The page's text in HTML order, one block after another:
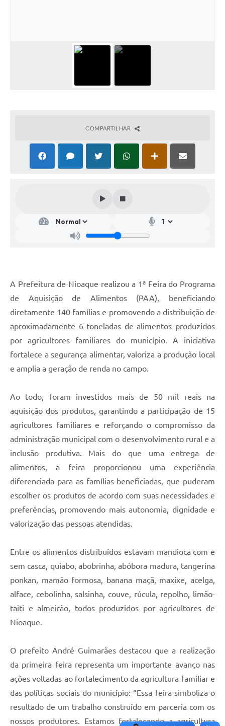
COMPARTILHAR
A Prefeitura de Nioaque realizou a 1ª Feira do Programa
de Aquisição de Alimentos (PAA), beneficiando
diretamente 140 famílias e promovendo a distribuição de
aproximadamente 6 toneladas de alimentos produzidos
por agricultores familiares do município. A iniciativa
fortalece a segurança alimentar, valoriza a produção local
e amplia a geração de renda no campo.
Ao todo, foram investidos mais de 50 mil reais na
aquisição dos produtos, garantindo a participação de 15
agricultores familiares e reforçando o compromisso da
administração municipal com o desenvolvimento rural e a
inclusão produtiva. Mais do que uma entrega de
alimentos, a feira proporcionou uma experiência
diferenciada para as famílias beneficiadas, que puderam
escolher os produtos de acordo com suas necessidades e
preferências, promovendo mais autonomia, dignidade e
valorização das pessoas atendidas.
Entre os alimentos distribuídos estavam mandioca com e
sem casca, quiabo, abobrinha, abóbora madura, tangerina
ponkan, mamão formosa, banana maçã, maxixe, acelga,
alface, cebolinha, salsinha, couve, rúcula, repolho, limão-
taiti e almeirão, todos produzidos por agricultores de
Nioaque.
O prefeito André Guimarães destacou que a realização
da primeira feira representa um importante avanço nas
ações voltadas ao fortalecimento da agricultura familiar e
das políticas sociais do município: “Essa feira simboliza o
resultado de um trabalho construído em parceria com os
nossos produtores. Estamos fortalecendo a agricultura